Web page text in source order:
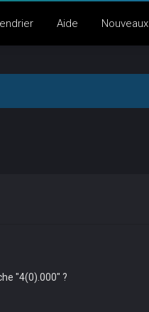
Aide Nouveaux
"4(0).000" ?